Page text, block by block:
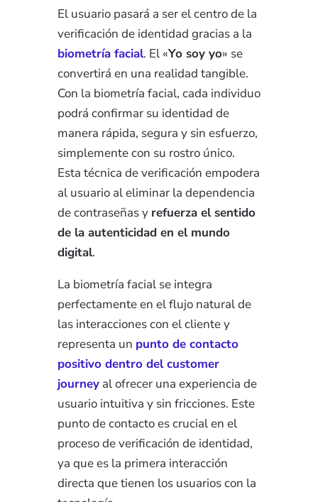
El usuario pasará a ser el centro de la
verificación de identidad gracias a la
biometría facial. El «Yo soy yo» se
convertirá en una realidad tangible.
Con la biometría facial, cada individuo
podrá confirmar su identidad de
manera rápida, segura y sin esfuerzo,
simplemente con su rostro único.
Esta técnica de verificación empodera
al usuario al eliminar la dependencia
de contraseñas y refuerza el sentido
de la autenticidad en el mundo
digital.
La biometría facial se integra
perfectamente en el flujo natural de
las interacciones con el cliente y
representa un punto de contacto
positivo dentro del customer
journey al ofrecer una experiencia de
usuario intuitiva y sin fricciones. Este
punto de contacto es crucial en el
proceso de verificación de identidad,
ya que es la primera interacción
directa que tienen los usuarios con la